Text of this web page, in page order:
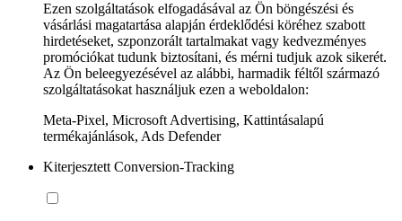
Ezen szolgáltatások elfogadásával az Ön böngészési és
vásárlási magatartása alapján érdeklődési köréhez szabott
hirdetéseket, szponzorált tartalmakat vagy kedvezményes
promóciókat tudunk biztosítani, és mérni tudjuk azok sikerét.
Az Ön beleegyezésével az alábbi, harmadik féltől származó
szolgáltatásokat használjuk ezen a weboldalon:
Meta-Pixel, Microsoft Advertising, Kattintásalapú
termékajánlások, Ads Defender
Kiterjesztett Conversion-Tracking